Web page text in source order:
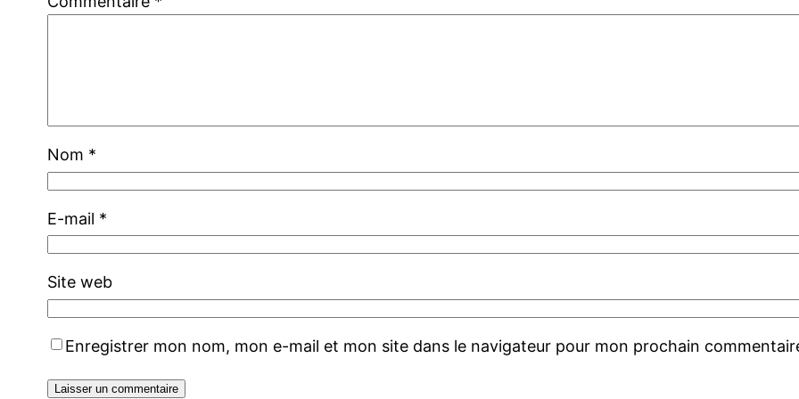
Nom *
E-mail *
Site web
Enregistrer mon nom, mon e-mail et mon site dans le navigateur pour mon prochain